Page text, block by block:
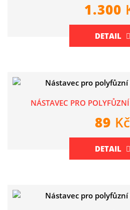
1.300
DETAIL
NÁSTAVEC PRO
89 Kč
DETAIL